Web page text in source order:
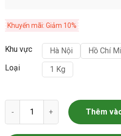
Khuyến mãi: Giảm 10%
Khu vực Hà Nội
Hồ Chí
Loại
1 Kg
Tim lợn - Tim heo Dũng Hà số
Thêm